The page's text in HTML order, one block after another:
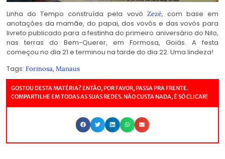
Linha do Tempo construída pela vovó Zezé, com base em
anotações da mamãe, do papai, dos vovôs e das vovós para
livreto publicado para a festinha do primeiro aniversário do Nilo,
nas terras do Bem-Querer, em Formosa, Goiás. A festa
começou no dia 21 e terminou na tarde do dia 22. Uma lindeza!
Tags: Formosa, Manaus
GOSTOU DESTA MATÉRIA? ENTÃO, POR FAVOR, PASSA PRA FRENTE.
COMPARTILHE EM TODAS AS SUAS REDES. NÃO CUSTA NADA, É SÓ CLICAR!